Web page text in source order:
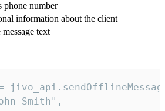
phone number
information about the client
text
Smith",